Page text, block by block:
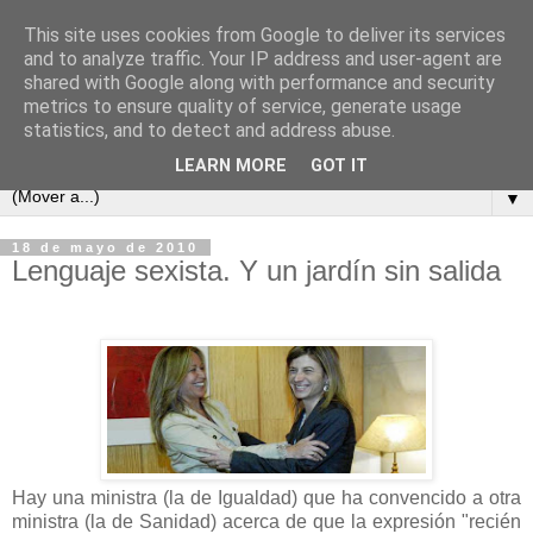
▼
18 de mayo de 2010
Lenguaje sexista. Y un jardín sin salida
Hay una ministra (la de Igualdad) que ha convencido a otra
ministra (la de Sanidad) acerca de que la expresión "recién
This site uses cookies from Google to deliver its services
and to analyze traffic. Your IP address and user-agent are
shared with Google along with performance and security
metrics to ensure quality of service, generate usage
statistics, and to detect and address abuse.
LEARN MORE GOT IT